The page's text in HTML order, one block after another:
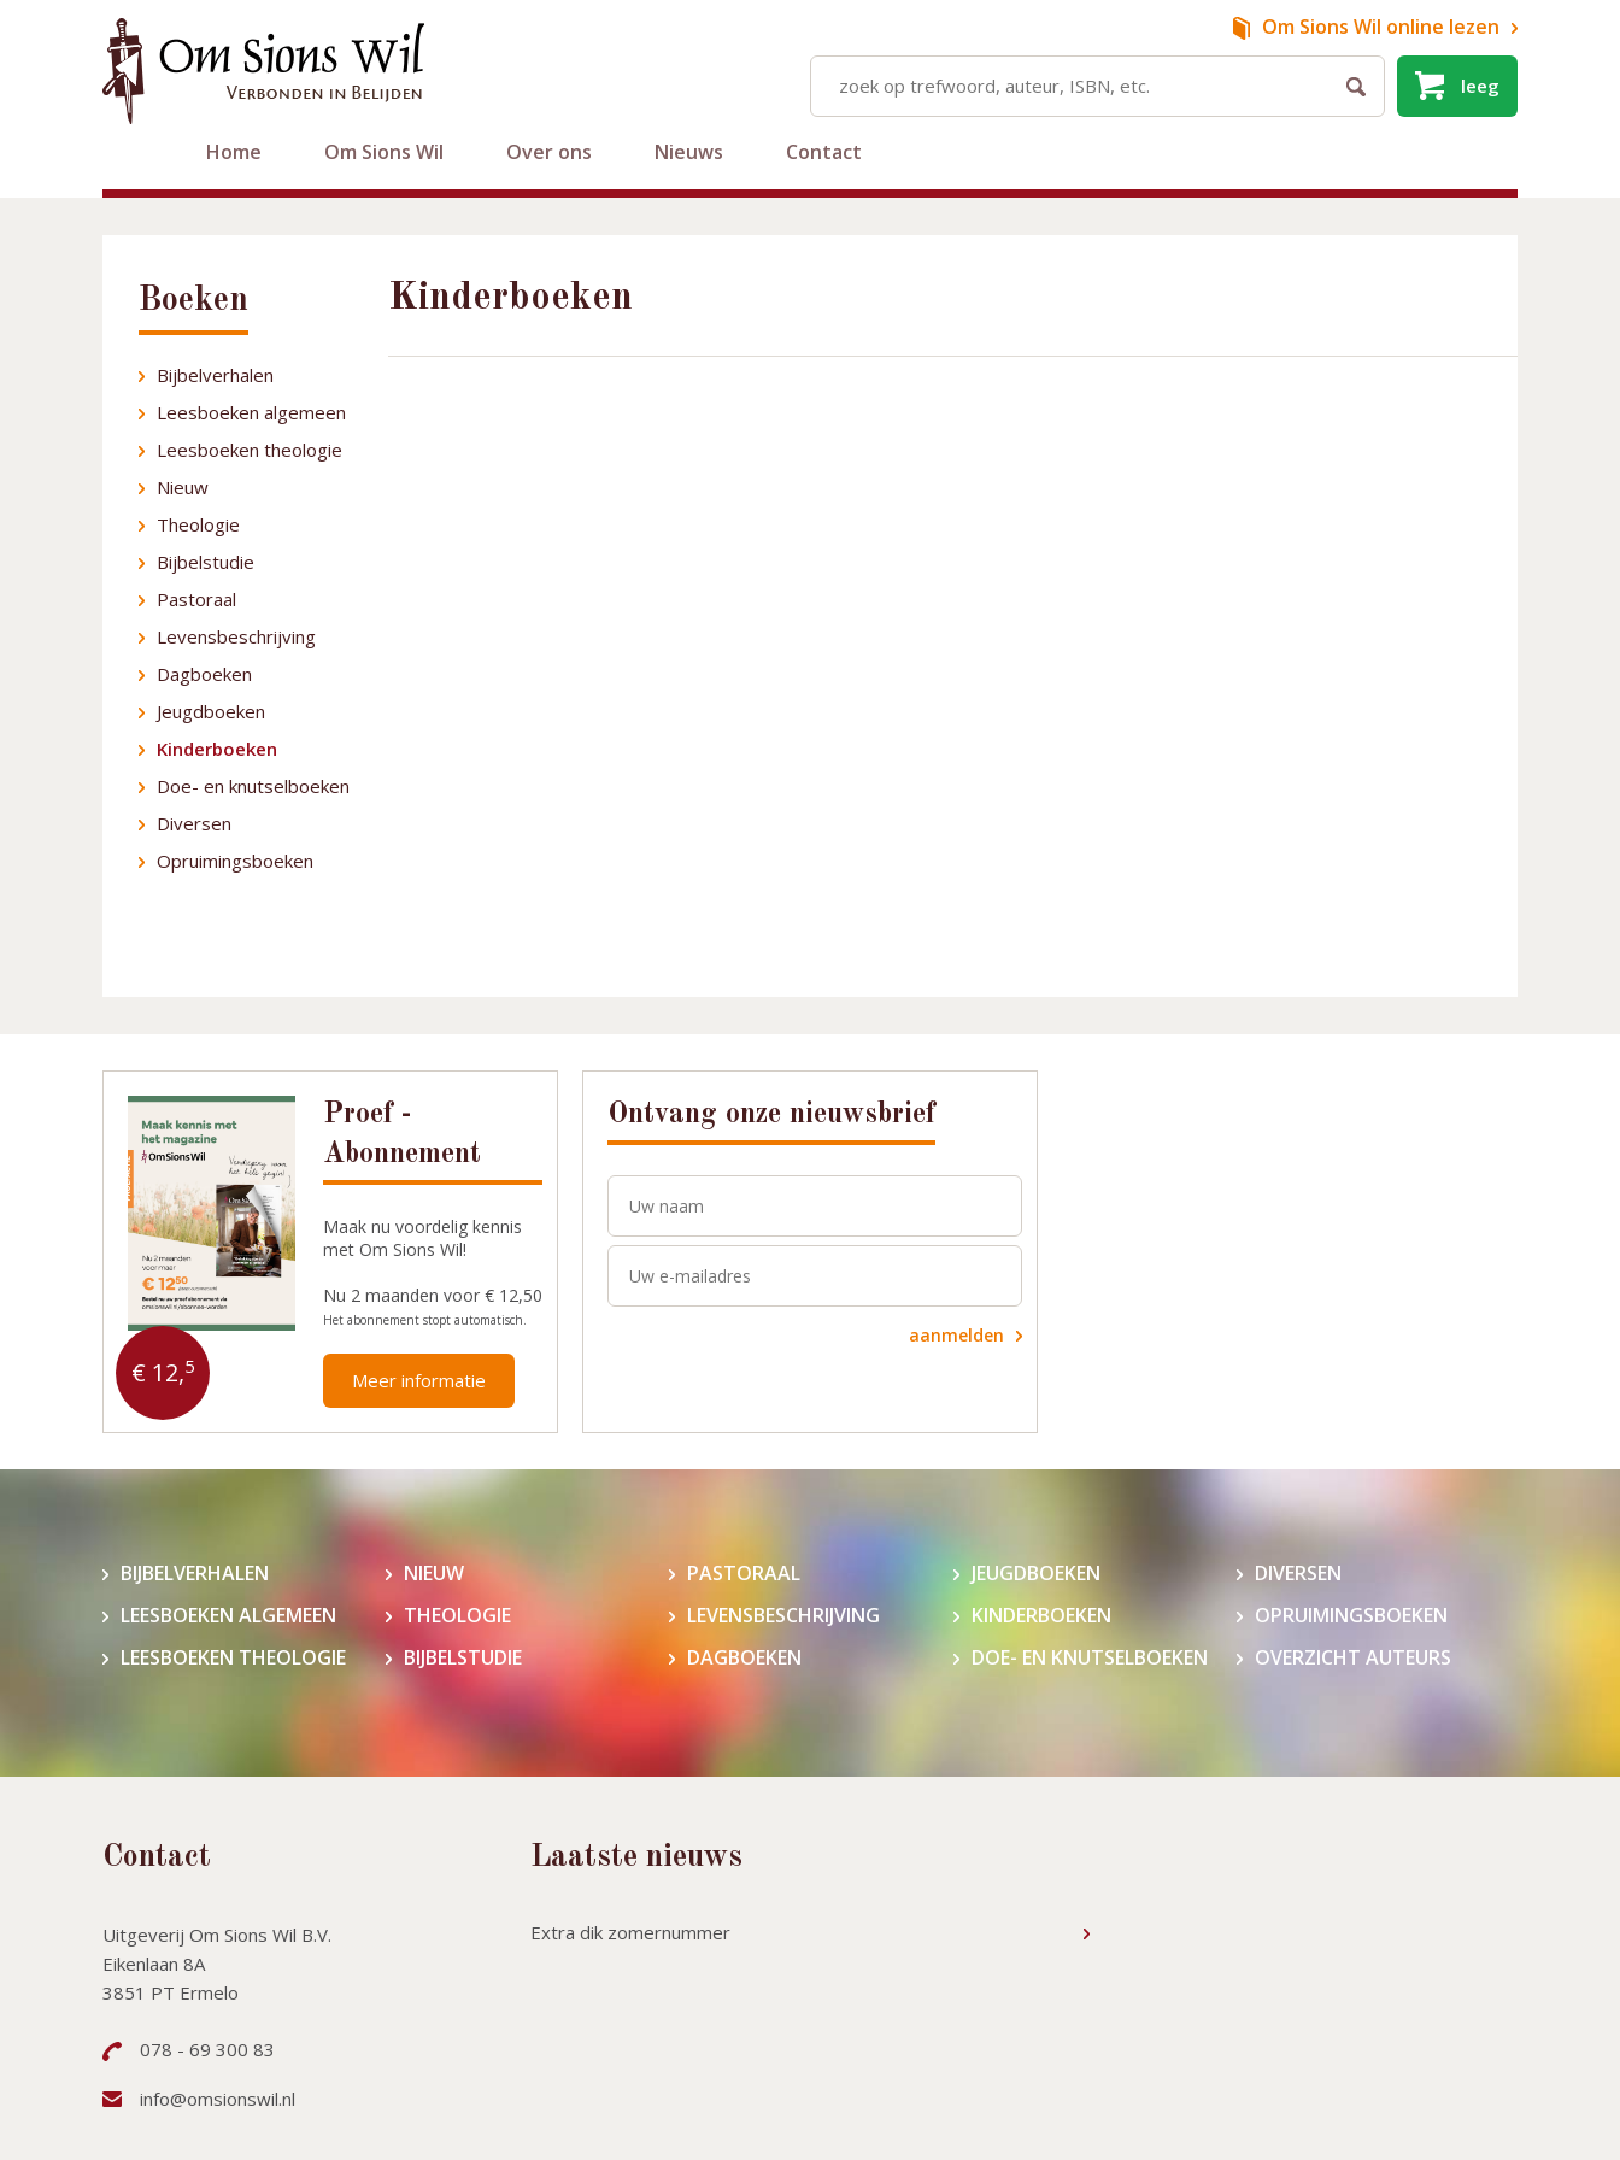
Om Sions Wil online lezen
leeg
Home Om Sions Wil Over ons Nieuws Contact
Boeken
Bijbelverhalen
Leesboeken algemeen
Leesboeken theologie
Nieuw
Theologie
Bijbelstudie
Pastoraal
Levensbeschrijving
Dagboeken
Jeugdboeken
Kinderboeken
Doe- en knutselboeken
Diversen
Opruimingsboeken
Kinderboeken
€ 12,5
Proef -
Abonnement
Maak nu voordelig kennis
met Om Sions Wil!
Nu 2 maanden voor € 12,50
Het abonnement stopt automatisch.
Meer informatie
Ontvang onze nieuwsbrief
aanmelden
BIJBELVERHALEN
LEESBOEKEN ALGEMEEN
LEESBOEKEN THEOLOGIE
NIEUW
THEOLOGIE
BIJBELSTUDIE
PASTORAAL
LEVENSBESCHRIJVING
DAGBOEKEN
JEUGDBOEKEN
KINDERBOEKEN
DOE- EN KNUTSELBOEKEN
DIVERSEN
OPRUIMINGSBOEKEN
OVERZICHT AUTEURS
Contact
Uitgeverij Om Sions Wil B.V.
Eikenlaan 8A
3851 PT Ermelo
078 - 69 300 83
info@omsionswil.nl
Laatste nieuws
Extra dik zomernummer